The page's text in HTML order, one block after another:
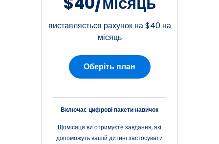
виставляється рахунок на $40 на
місяць
Оберіть план
Включає цифрові пакети навичок
Щомісяця ви отримуєте завдання, які
допоможуть вашій дитині застосувати